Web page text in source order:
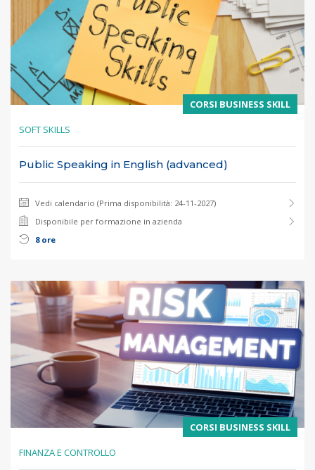
CORSI BUSINESS SKILL
SOFT SKILLS
Public Speaking in English (advanced)
Vedi calendario (Prima disponibilità: 24-11-2027)
Disponibile per formazione in azienda
8 ore
CORSI BUSINESS SKILL
FINANZA E CONTROLLO